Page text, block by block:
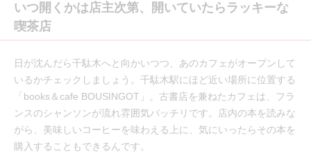
いつ開くかは店主次第、開いていたらラッキーな
喫茶店
日が沈んだら千駄木へと向かいつつ、あのカフェがオープンして
いるかチェックしましょう。千駄木駅にほど近い場所に位置する
「books＆cafe BOUSINGOT」。古書店を兼ねたカフェは、フラ
ンスのシャンソンが流れ雰囲気バッチリです。店内の本を読みな
がら、美味しいコーヒーを味わえる上に、気にいったらその本を
購入することもできるんです。